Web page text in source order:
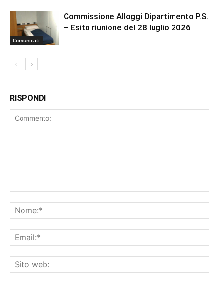
Comunicati
Commissione Alloggi Dipartimento P.S.
– Esito riunione del 28 luglio 2026
RISPONDI